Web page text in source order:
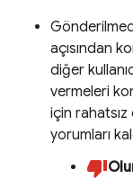
açısından
diğer
vermeleri
için
yorumları